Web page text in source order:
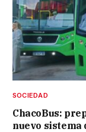
SOCIEDAD
ChacoBus:
nuevo